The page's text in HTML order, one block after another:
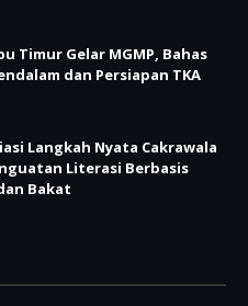
Timur Gelar MGMP, Bahas
dan Persiapan TKA
Langkah Nyata Cakrawala
Literasi Berbasis
Bakat